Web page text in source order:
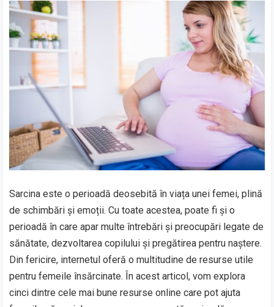
Sarcina este o perioadă deosebită în viața unei femei, plină
de schimbări și emoții. Cu toate acestea, poate fi și o
perioadă în care apar multe întrebări și preocupări legate de
sănătate, dezvoltarea copilului și pregătirea pentru naștere.
Din fericire, internetul oferă o multitudine de resurse utile
pentru femeile însărcinate. În acest articol, vom explora
cinci dintre cele mai bune resurse online care pot ajuta